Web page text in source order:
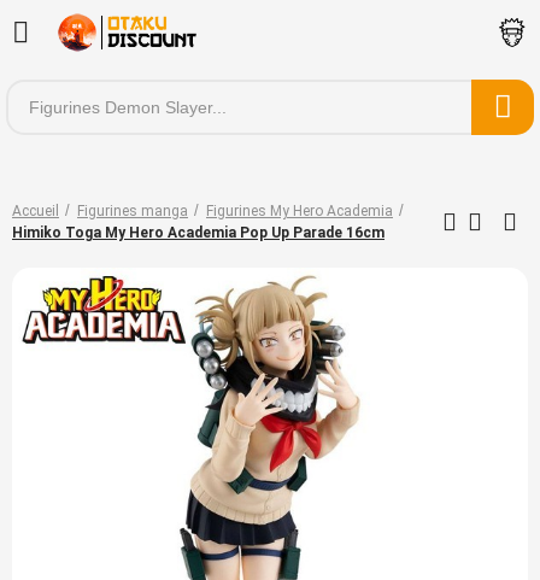
Accueil Figurines manga
Figurines My Hero Academia
Himiko Toga My Hero Academia Pop Up Parade 16cm